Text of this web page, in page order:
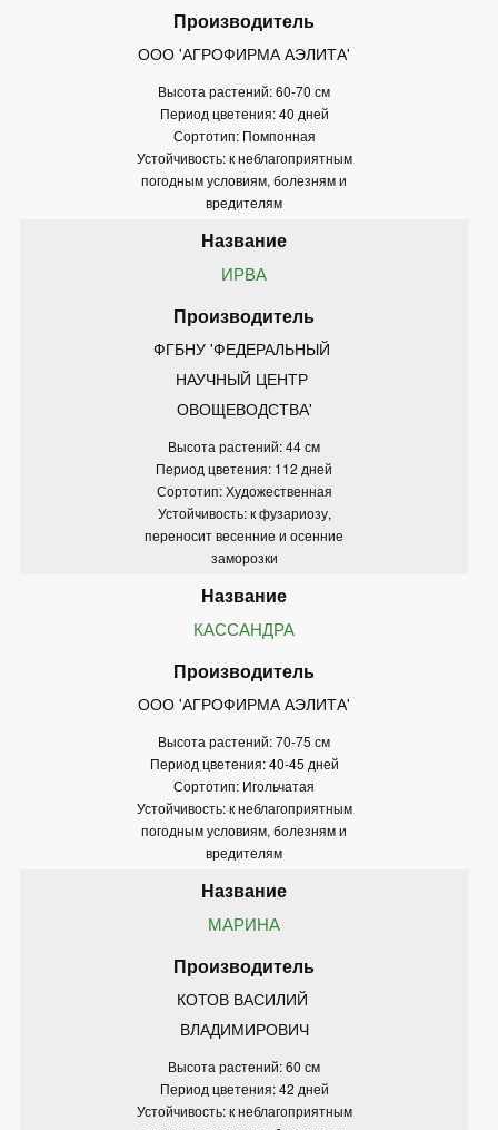
ООО 'АГРОФИРМА АЭЛИТА'
Высота растений: 60-70 см
Период цветения: 40 дней
Сортотип: Помпонная
Устойчивость: к неблагоприятным
погодным условиям, болезням и
вредителям
ИРВА
ФГБНУ 'ФЕДЕРАЛЬНЫЙ
НАУЧНЫЙ ЦЕНТР
ОВОЩЕВОДСТВА'
Высота растений: 44 см
Период цветения: 112 дней
Сортотип: Художественная
Устойчивость: к фузариозу,
переносит весенние и осенние
заморозки
КАССАНДРА
ООО 'АГРОФИРМА АЭЛИТА'
Высота растений: 70-75 см
Период цветения: 40-45 дней
Сортотип: Игольчатая
Устойчивость: к неблагоприятным
погодным условиям, болезням и
вредителям
МАРИНА
КОТОВ ВАСИЛИЙ
ВЛАДИМИРОВИЧ
Высота растений: 60 см
Период цветения: 42 дней
Устойчивость: к неблагоприятным